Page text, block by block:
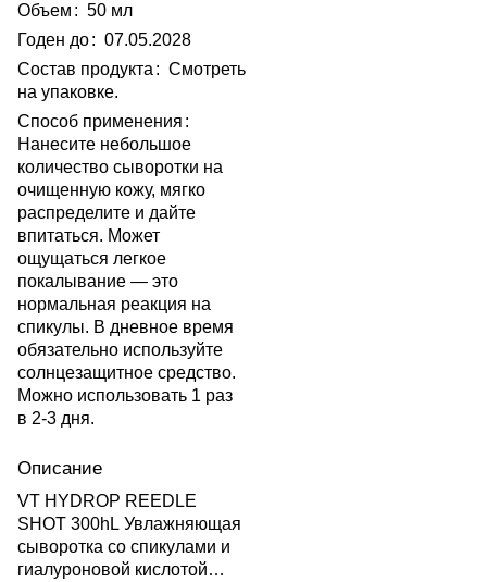
Объем : 50 мл
Годен до: 07.05.2028
Состав продукта : Смотреть
на упаковке.
Способ применения :
Нанесите небольшое
количество сыворотки на
очищенную кожу, мягко
распределите и дайте
впитаться. Может
ощущаться легкое
покалывание — это
нормальная реакция на
спикулы. В дневное время
обязательно используйте
солнцезащитное средство.
Можно использовать 1 раз
в 2-3 дня.
Описание
VT HYDROP REEDLE
SHOT 300hL Увлажняющая
сыворотка со спикулами и
гиалуроновой кислотой